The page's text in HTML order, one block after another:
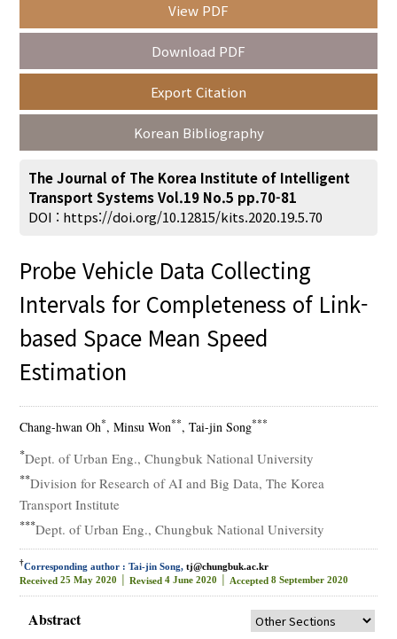
Year(s) :
to
Adode Reader(link)
View PDF
Download PDF
Export Citation
Korean Bibliography
The Journal of The Korea Institute of Intelligent
Transport Systems Vol.19 No.5 pp.70-81
DOI : https://doi.org/10.12815/kits.2020.19.5.70
Probe Vehicle Data Collecting
Intervals for Completeness of Link-
based Space Mean Speed
Estimation
Chang-hwan Oh*, Minsu Won**, Tai-jin Song***
*Dept. of Urban Eng., Chungbuk National University
**Division for Research of AI and Big Data, The Korea
Transport Institute
***Dept. of Urban Eng., Chungbuk National University
†Corresponding author : Tai-jin Song,tj@chungbuk.ac.kr
Received 25 May 2020 │Revised 4 June 2020 │ Accepted 8 September 2020
Abstract